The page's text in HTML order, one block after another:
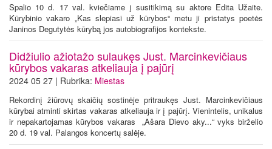
Spalio 10 d. 17 val. kviečiame į susitikimą su aktore Edita Užaite.
Kūrybinio vakaro „Kas slepiasi už kūrybos“ metu ji pristatys poetės
Janinos Degutytės kūrybą jos autobiografijos kontekste.
Didžiulio ažiotažo sulaukęs Just. Marcinkevičiaus
kūrybos vakaras atkeliauja į pajūrį
2024 05 27 | Rubrika: Miestas
Rekordinį žiūrovų skaičių sostinėje pritraukęs Just. Marcinkevičiaus
kūrybai atminti skirtas vakaras atkeliauja ir į pajūrį. Vienintelis, unikalus
ir nepakartojamas kūrybos vakaras „Ašara Dievo aky...“ vyks birželio
20 d. 19 val. Palangos koncertų salėje.